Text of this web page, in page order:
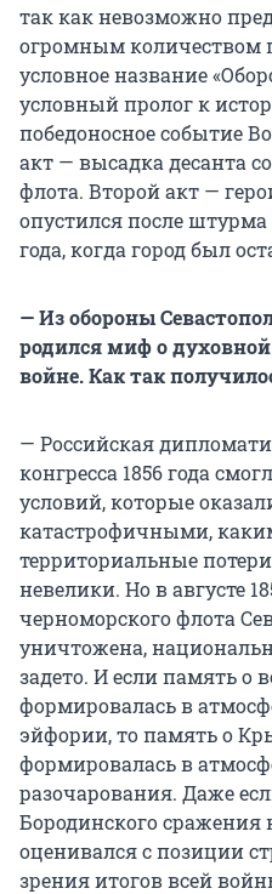
так как невозможно
огромным количеством
условное название
условный пролог к
победоносное событие
акт — высадка десанта
флота. Второй акт —
опустился после штурма
года, когда город был
— Из обороны
родился миф о
войне. Как так
— Российская
конгресса 1856 года
условий, которые
катастрофичными,
территориальные
невелики. Но в августе
черноморского флота
уничтожена,
задето. И если память о
формировалась в
эйфории, то память о
формировалась в
разочарования. Даже
Бородинского сражения
оценивался с позиции
зрения итогов всей